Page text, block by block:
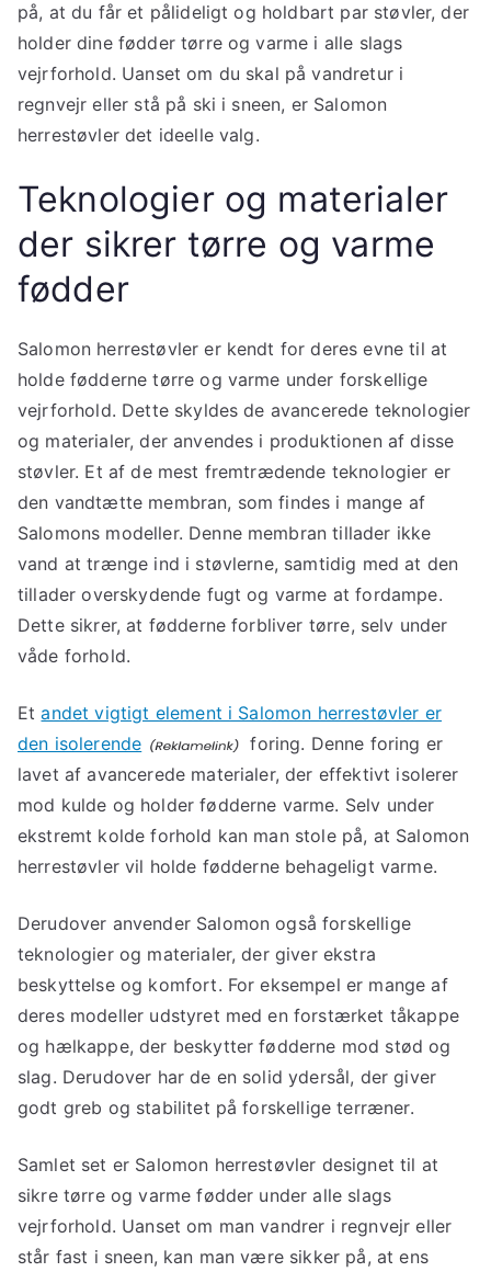
på, at du får et pålideligt og holdbart par støvler, der
holder dine fødder tørre og varme i alle slags
vejrforhold. Uanset om du skal på vandretur i
regnvejr eller stå på ski i sneen, er Salomon
herrestøvler det ideelle valg.
Teknologier og materialer
der sikrer tørre og varme
fødder
Salomon herrestøvler er kendt for deres evne til at
holde fødderne tørre og varme under forskellige
vejrforhold. Dette skyldes de avancerede teknologier
og materialer, der anvendes i produktionen af disse
støvler. Et af de mest fremtrædende teknologier er
den vandtætte membran, som findes i mange af
Salomons modeller. Denne membran tillader ikke
vand at trænge ind i støvlerne, samtidig med at den
tillader overskydende fugt og varme at fordampe.
Dette sikrer, at fødderne forbliver tørre, selv under
våde forhold.
Etandet vigtigt element i Salomon herrestøvler er
den isolerende
foring. Denne foring er
lavet af avancerede materialer, der effektivt isolerer
mod kulde og holder fødderne varme. Selv under
ekstremt kolde forhold kan man stole på, at Salomon
herrestøvler vil holde fødderne behageligt varme.
Derudover anvender Salomon også forskellige
teknologier og materialer, der giver ekstra
beskyttelse og komfort. For eksempel er mange af
deres modeller udstyret med en forstærket tåkappe
og hælkappe, der beskytter fødderne mod stød og
slag. Derudover har de en solid ydersål, der giver
godt greb og stabilitet på forskellige terræner.
Samlet set er Salomon herrestøvler designet til at
sikre tørre og varme fødder under alle slags
vejrforhold. Uanset om man vandrer i regnvejr eller
står fast i sneen, kan man være sikker på, at ens